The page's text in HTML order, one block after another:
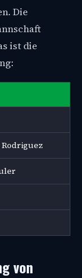
Die
ist die
Rodriguez
von